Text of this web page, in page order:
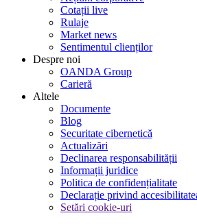
Cotații live
Rulaje
Market news
Sentimentul clienților
Despre noi
OANDA Group
Carieră
Altele
Documente
Blog
Securitate cibernetică
Actualizări
Declinarea responsabilității
Informații juridice
Politica de confidențialitate
Declarație privind
Setări cookie-uri